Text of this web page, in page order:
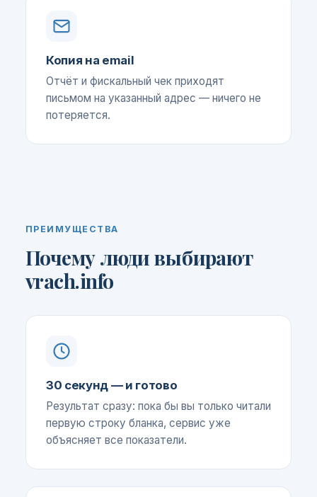
Копия на email
Отчёт и фискальный чек приходят
письмом на указанный адрес — ничего не
потеряется.
ПРЕИМУЩЕСТВА
Почему люди выбирают
vrach.info
30 секунд — и готово
Результат сразу: пока бы вы только читали
первую строку бланка, сервис уже
объясняет все показатели.